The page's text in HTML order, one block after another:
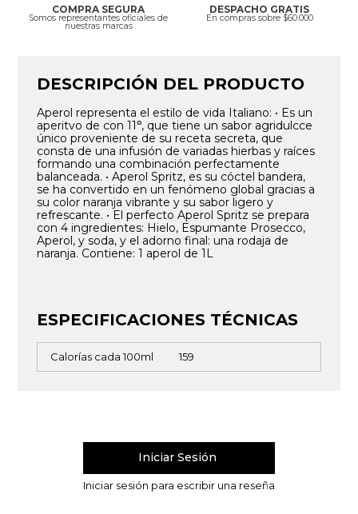
COMPRA SEGURA
Somos representantes oficiales de
nuestras marcas
DESPACHO GRATIS
En compras sobre $60.000
DESCRIPCIÓN DEL PRODUCTO
Aperol representa el estilo de vida Italiano: • Es un
aperitvo de con 11°, que tiene un sabor agridulcce
único proveniente de su receta secreta, que
consta de una infusión de variadas hierbas y raíces
formando una combinación perfectamente
balanceada. • Aperol Spritz, es su cóctel bandera,
se ha convertido en un fenómeno global gracias a
su color naranja vibrante y su sabor ligero y
refrescante. • El perfecto Aperol Spritz se prepara
con 4 ingredientes: Hielo, Espumante Prosecco,
Aperol, y soda, y el adorno final: una rodaja de
naranja. Contiene: 1 aperol de 1L
ESPECIFICACIONES TÉCNICAS
Calorías cada 100ml 159